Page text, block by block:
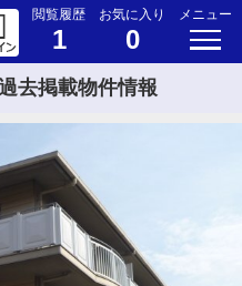
閲覧履歴
1
お気に入り
0
メニュー
去掲載物件情報